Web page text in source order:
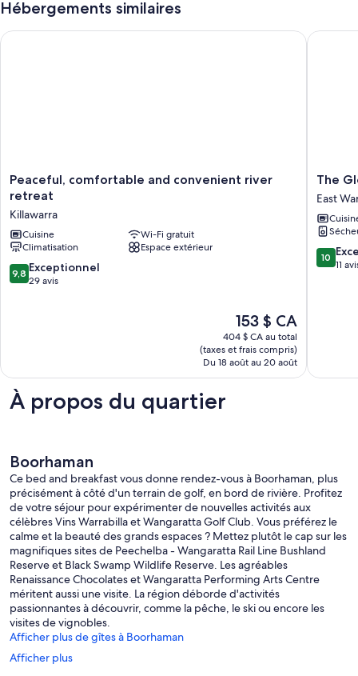
Hébergements similaires
Peaceful,
comfortable
convenient
river
retreat
Killawarra
Peaceful, comfortable and convenient river
retreat
Killawarra
Cuisine
Wi-Fi gratuit
Climatisation
Espace extérieur
9.8
sur
9,8 Exceptionnel
29 avis
Le
prix
est
de
153 $ CA
153 $ CA
404 $ CA au total
(taxes et frais compris)
Du 18 août au 20 août
Peaceful, comfortable and convenient river retreat
The
Glenn
on
Ovens
River
East
The
East
10.0
sur
10
11
The
À propos du quartier
Boorhaman
Ce bed and breakfast vous donne rendez-vous à Boorhaman, plus
précisément à côté d'un terrain de golf, en bord de rivière. Profitez
de votre séjour pour expérimenter de nouvelles activités aux
célèbres Vins Warrabilla et Wangaratta Golf Club. Vous préférez le
calme et la beauté des grands espaces ? Mettez plutôt le cap sur les
magnifiques sites de Peechelba - Wangaratta Rail Line Bushland
Reserve et Black Swamp Wildlife Reserve. Les agréables
Renaissance Chocolates et Wangaratta Performing Arts Centre
méritent aussi une visite. La région déborde d'activités
passionnantes à découvrir, comme la pêche, le ski ou encore les
visites de vignobles.
Afficher plus de gîtes à Boorhaman
Afficher plus